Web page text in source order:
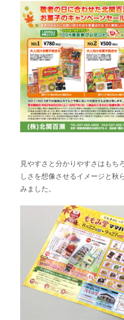
見やすさと分かりやすさはもち
しさを想像させるイメージと秋
みました。